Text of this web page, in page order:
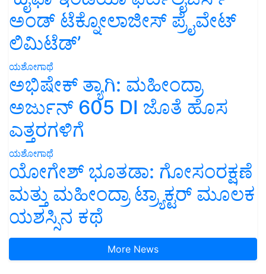
ಅಂಡ್ ಟೆಕ್ನೋಲಾಜೀಸ್ ಪ್ರೈವೇಟ್
ಲಿಮಿಟೆಡ್’
ಯಶೋಗಾಥೆ
ಅಭಿಷೇಕ್ ತ್ಯಾಗಿ: ಮಹೀಂದ್ರಾ
ಅರ್ಜುನ್ 605 DI ಜೊತೆ ಹೊಸ
ಎತ್ತರಗಳಿಗೆ
ಯಶೋಗಾಥೆ
ಯೋಗೇಶ್ ಭೂತಡಾ: ಗೋಸಂರಕ್ಷಣೆ
ಮತ್ತು ಮಹೀಂದ್ರಾ ಟ್ರ್ಯಾಕ್ಟರ್ ಮೂಲಕ
ಯಶಸ್ಸಿನ ಕಥೆ
More News